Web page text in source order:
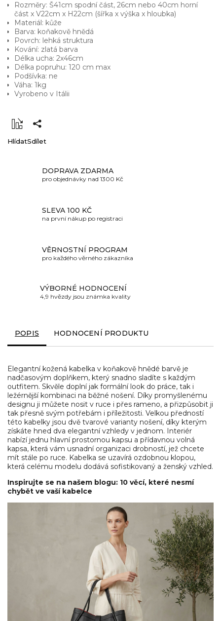
Rozměry: Š41cm spodní část, 26cm nebo 40cm horní
část x V22cm x H22cm (šířka x výška x hloubka)
Materiál: kůže
Barva: koňakově hnědá
Povrch: lehká struktura
Kování: zlatá barva
Délka ucha: 2x46cm
Délka popruhu: 120 cm max
Podšívka: ne
Váha: 1kg
Vyrobeno v Itálii
HlídatSdílet
DOPRAVA ZDARMA
pro objednávky nad 1300 Kč
SLEVA 100 KČ
na první nákup po registraci
VĚRNOSTNÍ PROGRAM
pro každého věrného zákazníka
VÝBORNÉ HODNOCENÍ
4,9 hvězdy jsou známka kvality
POPIS HODNOCENÍ PRODUKTU
Elegantní kožená kabelka v koňakově hnědé barvě je
nadčasovým doplňkem, který snadno sladíte s každým
outfitem. Skvěle doplní jak formální look do práce, tak i
ležérnější kombinaci na běžné nošení. Díky promyšlenému
designu ji můžete nosit v ruce i přes rameno, a přizpůsobit ji
tak přesně svým potřebám i příležitosti. Velkou předností
této kabelky jsou dvě tvarové varianty nošení, díky kterým
získáte hned dva elegantní vzhledy v jednom. Interiér
nabízí jednu hlavní prostornou kapsu a přídavnou volná
kapsa, která vám usnadní organizaci drobností, jež chcete
mít stále po ruce. Kabelka se uzavírá ozdobnou klopou,
která celému modelu dodává sofistikovaný a ženský vzhled.
Inspirujte se na našem blogu: 10 věcí, které nesmí
chybět ve vaší kabelce